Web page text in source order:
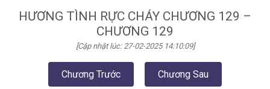
HƯƠNG TÌNH RỰC CHÁY CHƯƠNG 129 –
CHƯƠNG 129
[Cập nhật lúc: 27-02-2025 14:10:09]
Chương Trước Chương Sau